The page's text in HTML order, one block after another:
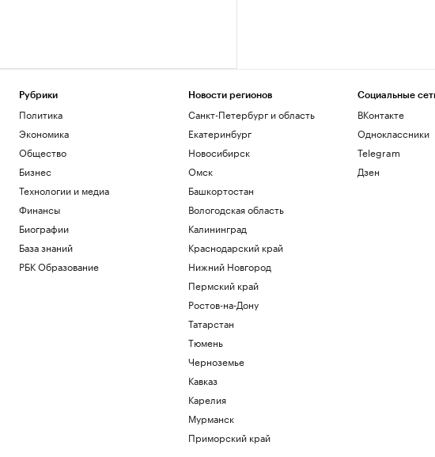
Рубрики
Политика
Экономика
Общество
Бизнес
Технологии и медиа
Финансы
Биографии
База знаний
РБК Образование
Новости регионов
Санкт-Петербург и область
Екатеринбург
Новосибирск
Омск
Башкортостан
Вологодская область
Калининград
Краснодарский край
Нижний Новгород
Пермский край
Ростов-на-Дону
Татарстан
Тюмень
Черноземье
Кавказ
Карелия
Мурманск
Приморский край
Социальные
ВКонтакте
Одноклассники
Telegram
Дзен